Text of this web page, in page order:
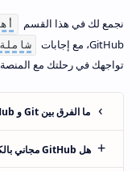
نجمع لك في هذا القسم
GitHub، مع إجابات
تواجهك في رحلتك مع
ما الفرق بين Git و GitHub؟
هل GitHub مجاني بالكامل؟